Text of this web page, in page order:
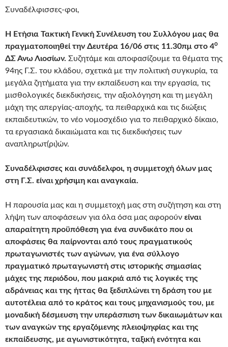
Συναδέλφισσες-φοι,
Η Ετήσια Τακτική Γενική Συνέλευση του Συλλόγου μας θα
πραγματοποιηθεί την Δευτέρα 16/06 στις 11.30πμ στο 4ο
ΔΣ Άνω Λιοσίων. Συζητάμε και αποφασίζουμε τα θέματα της
94ης Γ.Σ. του κλάδου, σχετικά με την πολιτική συγκυρία, τα
μεγάλα ζητήματα για την εκπαίδευση και την εργασία, τις
μισθολογικές διεκδικήσεις, την αξιολόγηση και τη μεγάλη
μάχη της απεργίας-αποχής, τα πειθαρχικά και τις διώξεις
εκπαιδευτικών, το νέο νομοσχέδιο για το πειθαρχικό δίκαιο,
τα εργασιακά δικαιώματα και τις διεκδικήσεις των
αναπληρωτ(ρι)ών.
Συναδέλφισσες και συνάδελφοι, η συμμετοχή όλων μας
στη Γ.Σ. είναι χρήσιμη και αναγκαία.
Η παρουσία μας και η συμμετοχή μας στη συζήτηση και στη
λήψη των αποφάσεων για όλα όσα μας αφορούν είναι
απαραίτητη προϋπόθεση για ένα συνδικάτο που οι
αποφάσεις θα παίρνονται από τους πραγματικούς
πρωταγωνιστές των αγώνων, για ένα σύλλογο
πραγματικό πρωταγωνιστή στις ιστορικής σημασίας
μάχες της περιόδου, που μακριά από τις λογικές της
αδράνειας και της ήττας θα ξεδιπλώνει τη δράση του με
αυτοτέλεια από το κράτος και τους μηχανισμούς του, με
μοναδική δέσμευση την υπεράσπιση των δικαιωμάτων και
των αναγκών της εργαζόμενης πλειοψηφίας και της
εκπαίδευσης, με αγωνιστικότητα, ταξική ενότητα και